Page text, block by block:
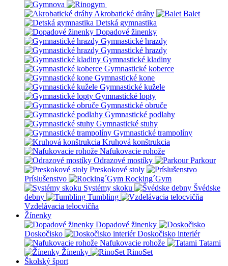
Akrobatické dráhy
Balet
Detská gymnastika
Dopadové žinenky
Gymnastické hrazdy
Gymnastické hrazdy
Gymnastické kladiny
Gymnastické koberce
Gymnastické kone
Gymnastické kužele
Gymnastické lopty
Gymnastické obruče
Gymnastické podlahy
Gymnastické stuhy
Gymnastické trampolíny
Kruhová konštrukcia
Nafukovacie rohože
Odrazové mostíky
Parkour
Preskokové stoly
Príslušenstvo
Rocking´Gym
Systémy skoku
Švédske
debny
Tumbling
Vzdelávacia telocvičňa
Žínenky
Dopadové žinenky
Doskočisko
Doskočisko interiér
Nafukovacie rohože
Tatami
Žínenky
RinoSet
Školský šport